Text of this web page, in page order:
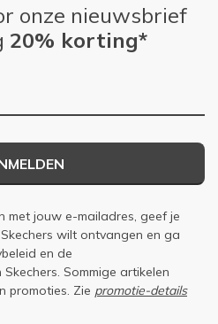
onze nieuwsbrief
20% korting*
met jouw e-mailadres, geef je
wilt ontvangen en ga
en de
Skechers. Sommige artikelen
promoties. Zie promotie-details